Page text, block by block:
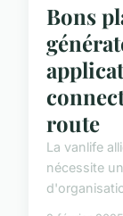
Bons
route
La vanlife
nécessite